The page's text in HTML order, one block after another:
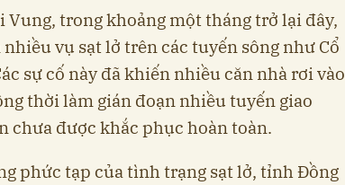
Vung, trong khoảng một tháng trở lại đây,
vụ sạt lở trên các tuyến sông như Cổ
sự cố này đã khiến nhiều căn nhà rơi vào
thời làm gián đoạn nhiều tuyến giao
chưa được khắc phục hoàn toàn.
phức tạp của tình trạng sạt lở, tỉnh Đồng